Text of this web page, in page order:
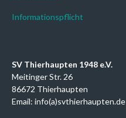
Informationspflicht
SV Thierhaupten 1948 e.V.
Meitinger Str. 26
86672 Thierhaupten
Email: info(a)svthierhaupten.de